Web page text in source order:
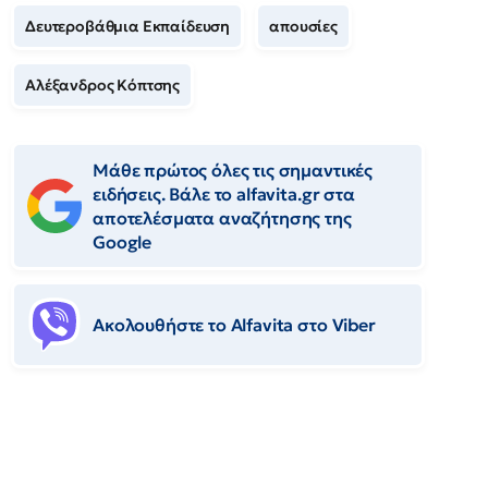
Δευτεροβάθμια Εκπαίδευση απουσίες
Αλέξανδρος Κόπτσης
Μάθε πρώτος όλες τις σημαντικές
ειδήσεις. Βάλε το alfavita.gr στα
αποτελέσματα αναζήτησης της
Google
Ακολουθήστε το Αlfavita στο Viber